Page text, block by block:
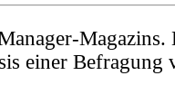
einer Befragung